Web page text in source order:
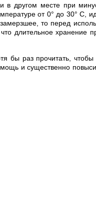
другом месте при
от 0° до 30° С,
то перед
длительное
бы раз прочитать,
и существенно